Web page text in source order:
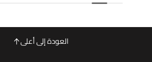
العودة إلى أعلى